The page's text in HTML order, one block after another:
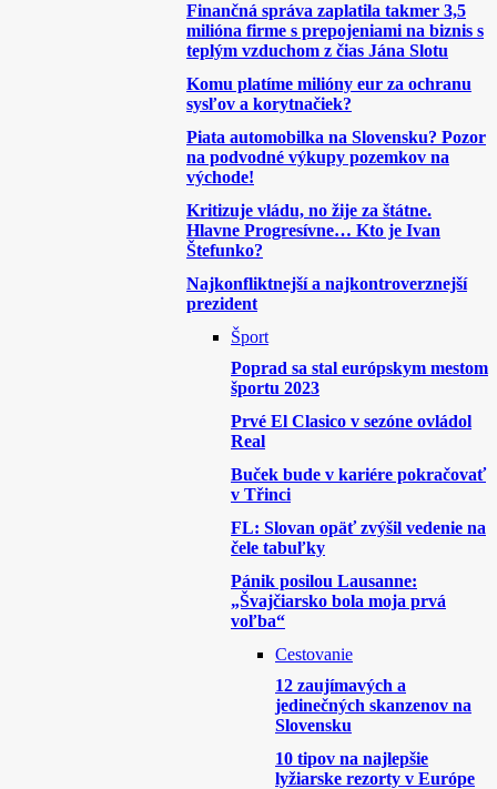
Finančná správa zaplatila takmer 3,5
milióna firme s prepojeniami na biznis s
teplým vzduchom z čias Jána Slotu
Komu platíme milióny eur za ochranu
sysľov a korytnačiek?
Piata automobilka na Slovensku? Pozor
na podvodné výkupy pozemkov na
východe!
Kritizuje vládu, no žije za štátne.
Hlavne Progresívne… Kto je Ivan
Štefunko?
Najkonfliktnejší a najkontroverznejší
prezident
Šport
Poprad sa stal európskym mestom
športu 2023
Prvé El Clasico v sezóne ovládol
Real
Buček bude v kariére pokračovať
v Třinci
FL: Slovan opäť zvýšil vedenie na
čele tabuľky
Pánik posilou Lausanne:
„Švajčiarsko bola moja prvá
voľba“
Cestovanie
12 zaujímavých a
jedinečných skanzenov na
Slovensku
10 tipov na najlepšie
lyžiarske rezorty v Európe